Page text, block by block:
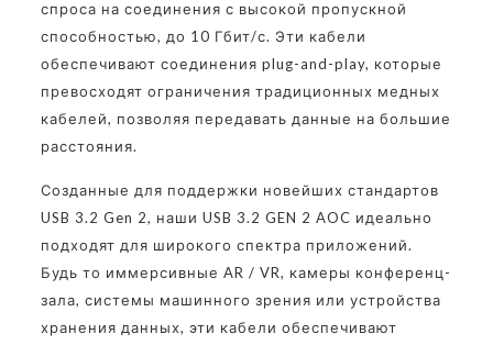
спроса на соединения с высокой пропускной
способностью, до 10 Гбит/с. Эти кабели
обеспечивают соединения plug-and-play, которые
превосходят ограничения традиционных медных
кабелей, позволяя передавать данные на большие
расстояния.
Созданные для поддержки новейших стандартов
USB 3.2 Gen 2, наши USB 3.2 GEN 2 AOC идеально
подходят для широкого спектра приложений.
Будь то иммерсивные AR / VR, камеры конференц-
зала, системы машинного зрения или устройства
хранения данных, эти кабели обеспечивают